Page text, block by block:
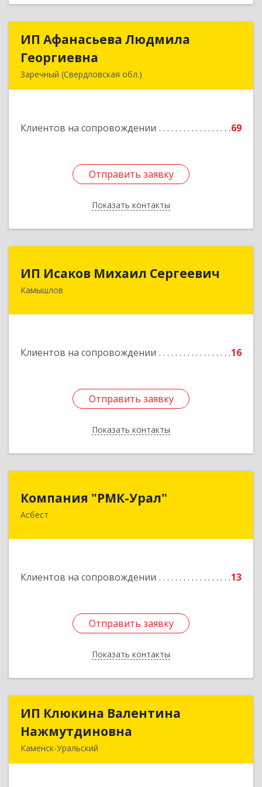
ИП Афанасьева Людмила
Георгиевна
Заречный (Свердловская обл.)
Клиентов на сопровождении 69
Отправить заявку
Показать контакты
ИП Афанасьева Людмила
Подробнее
Отправить заявку
Назад
ИП Исаков Михаил Сергеевич
Камышлов
Клиентов на сопровождении 16
Отправить заявку
Показать контакты
624860, Свердловская обл, Камышлов г, Ленина
Отправить заявку
Назад
Компания "РМК-Урал"
Асбест
Клиентов на сопровождении 13
Отправить заявку
Показать контакты
Отправить заявку
Назад
ИП Клюкина Валентина
Нажмутдиновна
Каменск-Уральский
ИП Клюкина Валентина
Нажмутдиновна